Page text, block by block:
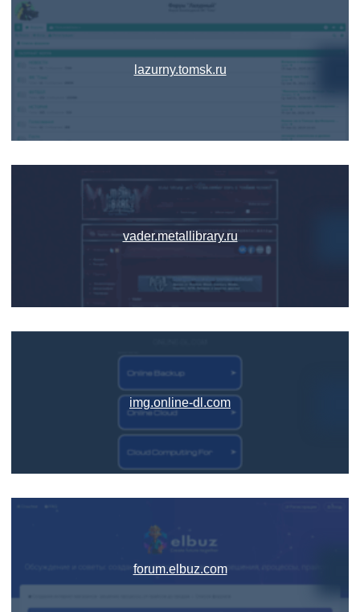
lazurny.tomsk.ru
vader.metallibrary.ru
img.online-dl.com
forum.elbuz.com